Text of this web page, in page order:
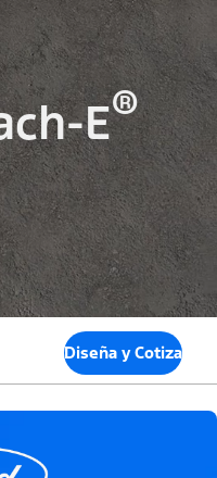
E®
Diseña y Cotiza